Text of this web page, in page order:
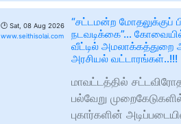
🕑 Sat, 08 Aug 2026
www.seithisolai.com
“சட்டமன்ற மோதலுக்குப்
நடவடிக்கை”… கோவையில்
வீட்டில் அமலாக்கத்துறை
அரசியல் வட்டாரங்கள்..!!!
மாவட்டத்தில்
பல்வேறு
புகார்களின்